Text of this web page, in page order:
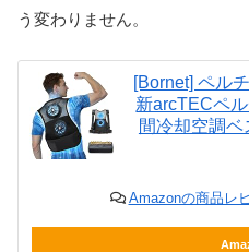
う変わりません。
[Bornet] ペル
新arcTECペ
間冷却空調
Amazonの商品レ